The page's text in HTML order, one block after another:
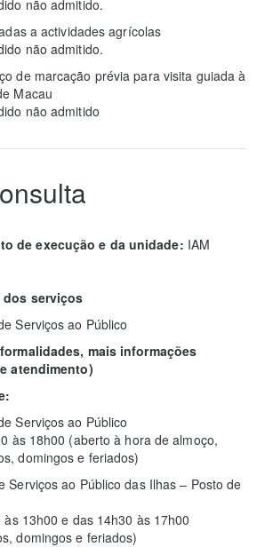
não admitido.
a actividades agrícolas
não admitido.
de marcação prévia para visita guiada à
Macau
não admitido
de execução e da unidade: IAM
dos serviços
Serviços ao Público
mais informações
atendimento)
Serviços ao Público
às 18h00 (aberto à hora de almoço,
domingos e feriados)
Serviços ao Público das Ilhas – Posto de
às 13h00 e das 14h30 às 17h00
domingos e feriados)